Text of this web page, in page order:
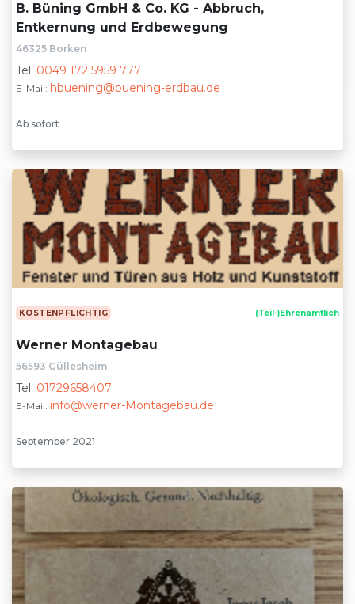
B. Büning GmbH & Co. KG - Abbruch,
Entkernung und Erdbewegung
46325 Borken
Tel: 0049 172 5959 777
E-Mail: hbuening@buening-erdbau.de
Ab sofort
KOSTENPFLICHTIG (Teil-)Ehrenamtlich
Werner Montagebau
56593 Güllesheim
Tel: 01729658407
E-Mail: info@werner-Montagebau.de
September 2021